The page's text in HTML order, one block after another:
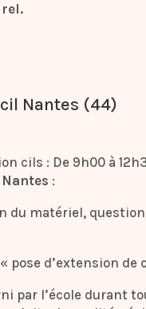
Nantes (44)
cils : De 9h00 à
:
du matériel,
pose d’extension de
par l’école durant